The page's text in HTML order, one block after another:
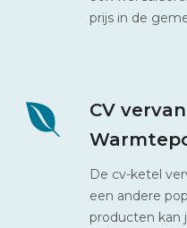
prijs in de
CV
De cv-ketel
een andere
producten kan